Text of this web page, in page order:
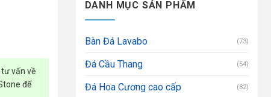
DANH MỤC SẢN PHẨM
Bàn Đá Lavabo (73)
Đá Cầu Thang (54)
Đá Hoa Cương cao cấp (82)
vấn về
để